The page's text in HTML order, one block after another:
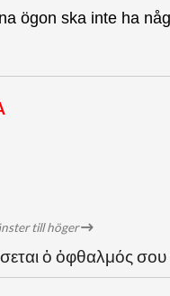
ögon ska inte ha
till höger
ὁ ὀφθαλμός σου